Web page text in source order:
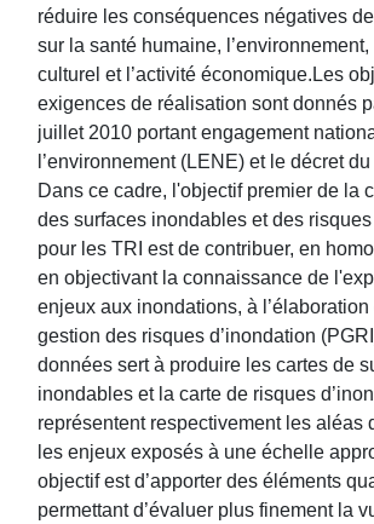
réduire les conséquences négatives
sur la santé humaine,
culturel et l’activité économique.Les
exigences de réalisation sont donnés
juillet 2010 portant engagement
l’environnement (LENE) et le décret
Dans ce cadre, l'objectif premier de la
des surfaces inondables et des
pour les TRI est de contribuer, en
en objectivant la connaissance de
enjeux aux inondations, à
gestion des risques d’inondation
données sert à produire les cartes de
inondables et la carte de risques
représentent respectivement les aléas
les enjeux exposés à une échelle
objectif est d’apporter des éléments
permettant d’évaluer plus finement la